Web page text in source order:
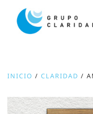
INICIO / CLARIDAD /